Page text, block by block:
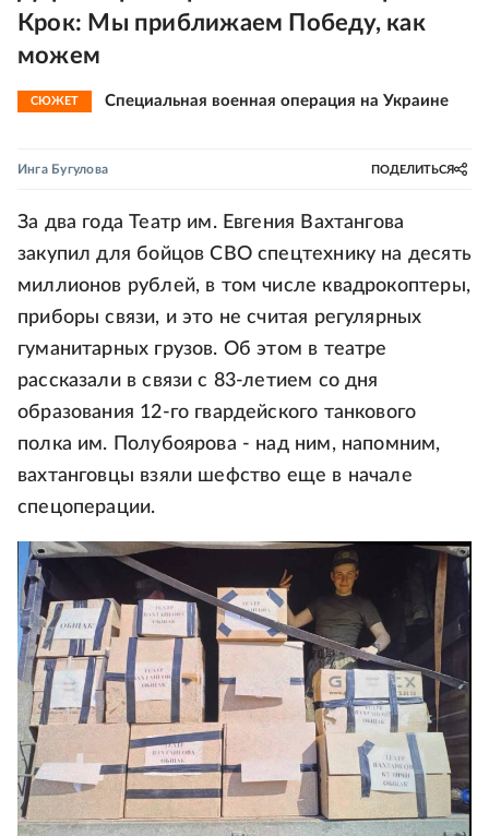
Крок: Мы приближаем Победу, как
можем
СЮЖЕТ Специальная военная операция на Украине
Инга Бугулова ПОДЕЛИТЬСЯ
За два года Театр им. Евгения Вахтангова
закупил для бойцов СВО спецтехнику на десять
миллионов рублей, в том числе квадрокоптеры,
приборы связи, и это не считая регулярных
гуманитарных грузов. Об этом в театре
рассказали в связи с 83-летием со дня
образования 12-го гвардейского танкового
полка им. Полубоярова - над ним, напомним,
вахтанговцы взяли шефство еще в начале
спецоперации.